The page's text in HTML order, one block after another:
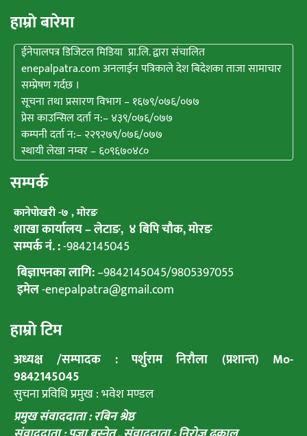
हाम्राे बारेमा
ईनेपालपत्र डिजिटल मिडिया प्रा.लि. द्वारा संचालित
enepalpatra.com अनलाईन पत्रिकाले देश बिदेशका ताजा सामाचार
सम्प्रेषण गर्दछ ।
सूचना तथा प्रसारण विभाग – १६७९/०७६/०७७
प्रेस काउन्सिल दर्ता न:– ४३९/०७६/०७७
कम्पनी दर्ता न:– २२९२७९/०७६/०७७
स्थायी लेखा नम्वर – ६०९६७०४८०
सम्पर्क
कानेपाेखरी -७ , मोरङ
शाखा कार्यालय – लेटाङ, ४ बिपि चाैक, माेरङ
सम्पर्क नं. :-9842145045
बिज्ञापनका लागि:–9842145045/9805397055
इमेल-enepalpatra@gmail.com
हाम्राे टिम
अध्यक्ष /सम्पादक : पर्शुराम निराैला (प्रशान्त) Mo-
9842145045
सुचना प्रविधि प्रमुख : भवेश मण्डल
प्रमुख संवाददाता : रबिन श्रेष्ठ